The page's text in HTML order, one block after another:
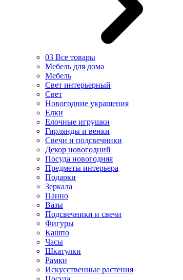
03 Все товары
Мебель для дома
Мебель
Свет интерьерный
Свет
Новогодние украшения
Елки
Елочные игрушки
Гирлянды и венки
Свечи и подсвечники
Декор новогодний
Посуда новогодняя
Предметы интерьера
Подарки
Зеркала
Панно
Вазы
Подсвечники и свечи
Фигуры
Кашпо
Часы
Шкатулки
Рамки
Искусственные растения